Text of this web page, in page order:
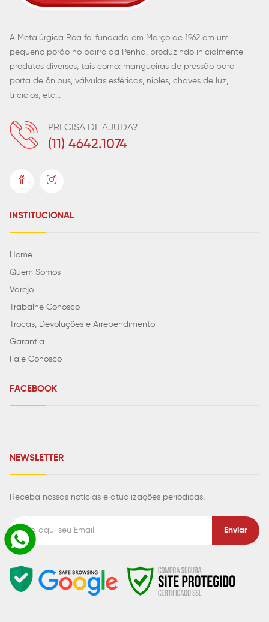
A Metalúrgica Roa foi fundada em Março de 1962 em um
pequeno porão no bairro da Penha, produzindo inicialmente
produtos diversos, tais como: mangueiras de pressão para
porta de ônibus, válvulas esféricas, niples, chaves de luz,
triciclos, etc...
PRECISA DE AJUDA?
(11) 4642.1074
INSTITUCIONAL
Home
Quem Somos
Varejo
Trabalhe Conosco
Trocas, Devoluções e Arrependimento
Garantia
Fale Conosco
FACEBOOK
NEWSLETTER
Receba nossas notícias e atualizações periódicas.
Enviar